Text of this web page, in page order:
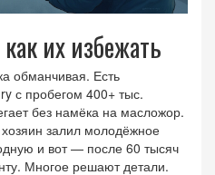
их избежать
обманчивая. Есть
с пробегом 400+ тыс.
без намёка на масложор.
залил молодёжное
и вот — после 60 тысяч
Многое решают детали.